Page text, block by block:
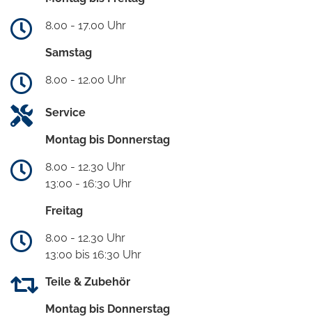
8.00 - 17.00 Uhr
Samstag
8.00 - 12.00 Uhr
Service
Montag bis Donnerstag
8.00 - 12.30 Uhr
13:00 - 16:30 Uhr
Freitag
8.00 - 12.30 Uhr
13:00 bis 16:30 Uhr
Teile & Zubehör
Montag bis Donnerstag